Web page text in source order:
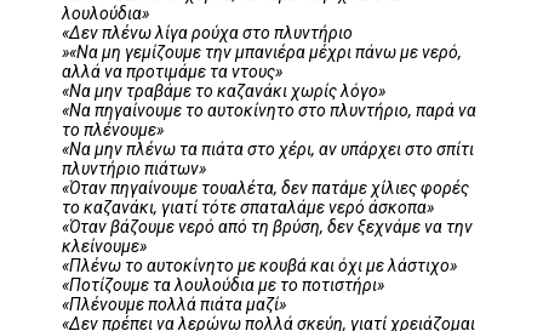
λουλούδια»
«Δεν πλένω λίγα ρούχα στο πλυντήριο
»«Να μη γεμίζουμε την μπανιέρα μέχρι πάνω με νερό,
αλλά να προτιμάμε τα ντους»
«Να μην τραβάμε το καζανάκι χωρίς λόγο»
«Να πηγαίνουμε το αυτοκίνητο στο πλυντήριο, παρά να
το πλένουμε»
«Να μην πλένω τα πιάτα στο χέρι, αν υπάρχει στο σπίτι
πλυντήριο πιάτων»
«Όταν πηγαίνουμε τουαλέτα, δεν πατάμε χίλιες φορές
το καζανάκι, γιατί τότε σπαταλάμε νερό άσκοπα»
«Όταν βάζουμε νερό από τη βρύση, δεν ξεχνάμε να την
κλείνουμε»
«Πλένω το αυτοκίνητο με κουβά και όχι με λάστιχο»
«Ποτίζουμε τα λουλούδια με το ποτιστήρι»
«Πλένουμε πολλά πιάτα μαζί»
«Δεν πρέπει να λερώνω πολλά σκεύη, γιατί χρειάζομαι